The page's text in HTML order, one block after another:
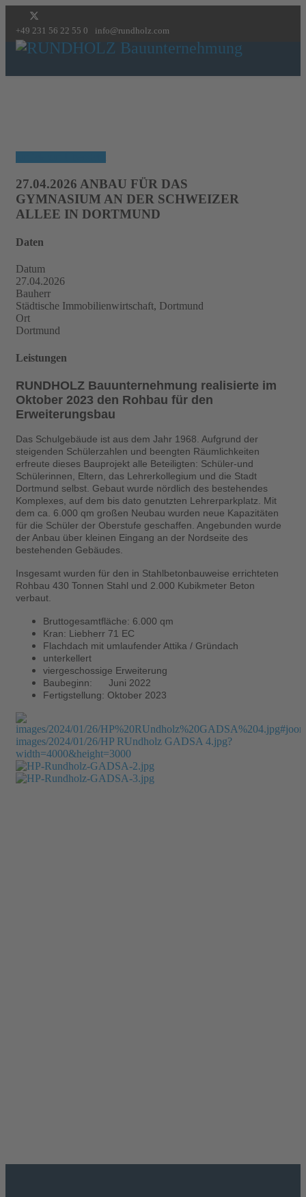
+49 231 56 22 55 0 info@rundholz.com
27.04.2026 ANBAU FÜR DAS
GYMNASIUM AN DER SCHWEIZER
ALLEE IN DORTMUND
Daten
Datum
27.04.2026
Bauherr
Städtische Immobilienwirtschaft, Dortmund
Ort
Dortmund
Leistungen
RUNDHOLZ Bauunternehmung realisierte im
Oktober 2023 den Rohbau für den
Erweiterungsbau
Das Schulgebäude ist aus dem Jahr 1968. Aufgrund der
steigenden Schülerzahlen und beengten Räumlichkeiten
erfreute dieses Bauprojekt alle Beteiligten: Schüler-und
Schülerinnen, Eltern, das Lehrerkollegium und die Stadt
Dortmund selbst. Gebaut wurde nördlich des bestehendes
Komplexes, auf dem bis dato genutzten Lehrerparkplatz. Mit
dem ca. 6.000 qm großen Neubau wurden neue Kapazitäten
für die Schüler der Oberstufe geschaffen. Angebunden wurde
der Anbau über kleinen Eingang an der Nordseite des
bestehenden Gebäudes.
Insgesamt wurden für den in Stahlbetonbauweise errichteten
Rohbau 430 Tonnen Stahl und 2.000 Kubikmeter Beton
verbaut.
Bruttogesamtfläche: 6.000 qm
Kran: Liebherr 71 EC
Flachdach mit umlaufender Attika / Gründach
unterkellert
viergeschossige Erweiterung
Baubeginn: Juni 2022
Fertigstellung: Oktober 2023